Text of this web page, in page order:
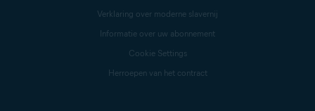
Verklaring over moderne slavernij
Informatie over uw abonnement
Cookie Settings
Herroepen van het contract